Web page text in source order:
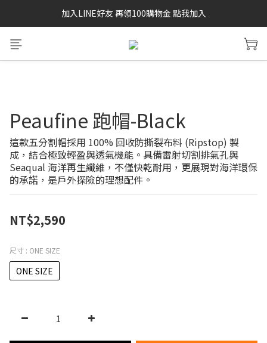
SAYSKY 26'春夏兩件85折
加入LINE好友 再領100購物金 點我加入
SAYSKY 26'春夏兩件85折
Peaufine 跑帽-Black
這款五分割帽採用 100% 回收防撕裂布料 (Ripstop) 製
成，結合極致輕盈與透氣機能。具備雷射切割排氣孔與
Seaqual 海洋再生纖維，不僅快乾耐用，更展現對海洋環保
的承諾，是戶外探險的理想配件。
NT$2,590
尺寸 : ONE SIZE
ONE SIZE